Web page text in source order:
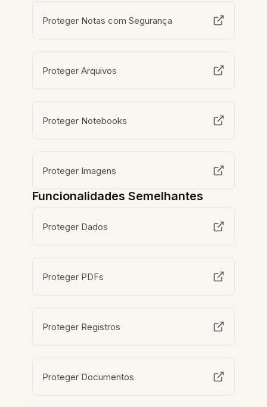
Proteger Notas com Segurança
Proteger Arquivos
Proteger Notebooks
Proteger Imagens
Funcionalidades Semelhantes
Proteger Dados
Proteger PDFs
Proteger Registros
Proteger Documentos